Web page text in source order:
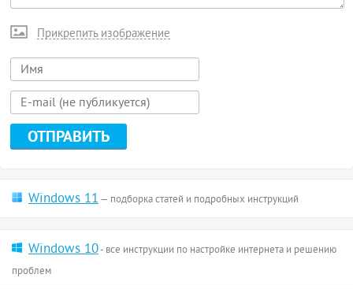
Прикрепить изображение
Windows 11— подборка статей и подробных инструкций
Windows 10- все инструкции по настройке интернета и решению
проблем